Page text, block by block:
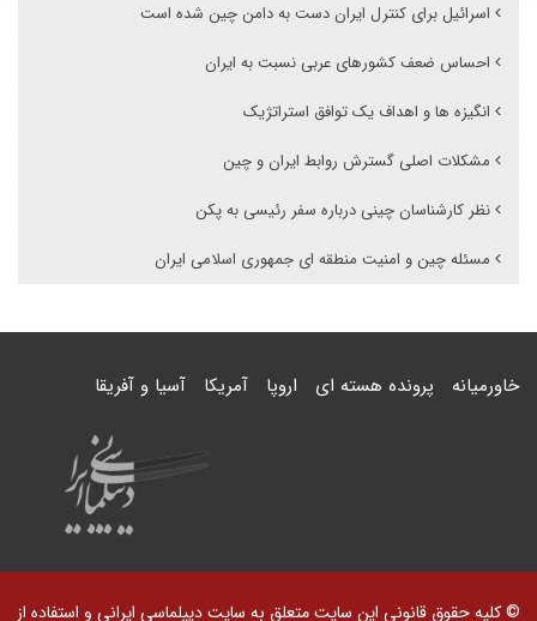
اسرائیل برای کنترل ایران دست به دامن چین شده است
احساس ضعف کشورهای عربی نسبت به ایران
انگیزه ها و اهداف یک توافق استراتژیک
مشکلات اصلی گسترش روابط ایران و چین
نظر کارشناسان چینی درباره سفر رئیسی به پکن
مسئله چین و امنیت منطقه ای جمهوری اسلامی ایران
خاورمیانه پرونده هسته ای اروپا آمریکا آسیا و آفریقا
© کلیه حقوق قانونی این سایت متعلق به سایت دیپلماسی ایرانی و استفاده از